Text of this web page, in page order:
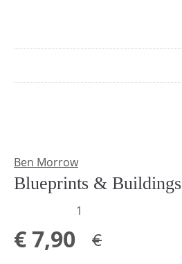
Ben Morrow
Blueprints & Buildings
1
€7,90 €